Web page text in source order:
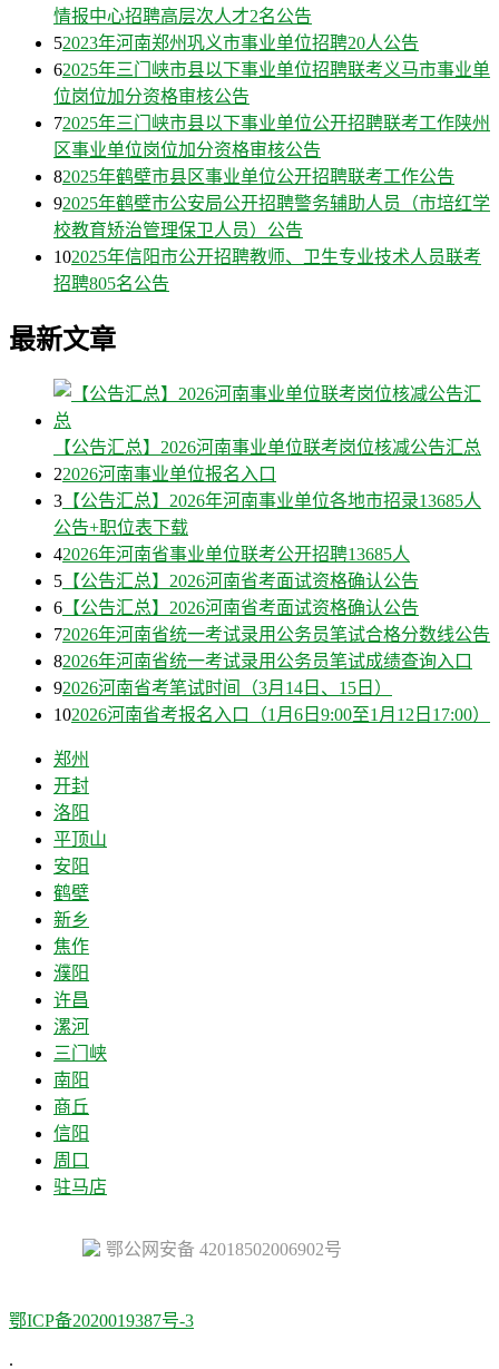
情报中心招聘高层次人才2名公告
52023年河南郑州巩义市事业单位招聘20人公告
62025年三门峡市县以下事业单位招聘联考义马市事业单
位岗位加分资格审核公告
72025年三门峡市县以下事业单位公开招聘联考工作陕州
区事业单位岗位加分资格审核公告
82025年鹤壁市县区事业单位公开招聘联考工作公告
92025年鹤壁市公安局公开招聘警务辅助人员（市培红学
校教育矫治管理保卫人员）公告
102025年信阳市公开招聘教师、卫生专业技术人员联考
招聘805名公告
最新文章
【公告汇总】2026河南事业单位联考岗位核减公告汇总
22026河南事业单位报名入口
3 【公告汇总】2026年河南事业单位各地市招录13685人
公告+职位表下载
42026年河南省事业单位联考公开招聘13685人
5 【公告汇总】2026河南省考面试资格确认公告
6 【公告汇总】2026河南省考面试资格确认公告
72026年河南省统一考试录用公务员笔试合格分数线公告
82026年河南省统一考试录用公务员笔试成绩查询入口
92026河南省考笔试时间（3月14日、15日）
102026河南省考报名入口（1月6日9:00至1月12日17:00）
郑州
开封
洛阳
平顶山
安阳
鹤壁
新乡
焦作
濮阳
许昌
漯河
三门峡
南阳
商丘
信阳
周口
驻马店
鄂公网安备 42018502006902号
鄂ICP备2020019387号-3
.